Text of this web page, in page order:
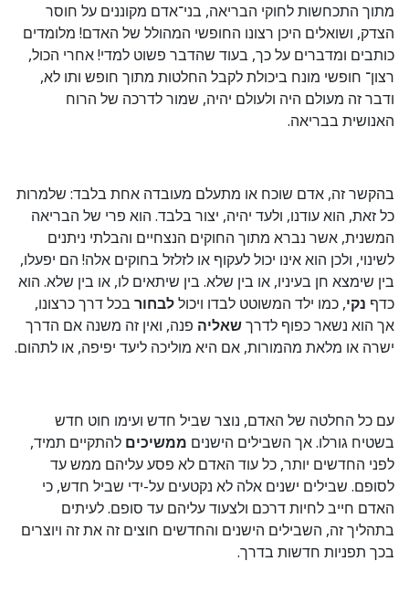
מתוך התכחשות לחוקי הבריאה, בני־אדם מקוננים על חוסר
הצדק, ושואלים היכן רצונו החופשי המהולל של האדם! מלומדים
כותבים ומדברים על כך, בעוד שהדבר פשוט למדי! אחרי הכול,
רצון־ חופשי מונח ביכולת לקבל החלטות מתוך חופש ותו לא,
ודבר זה מעולם היה ולעולם יהיה, שמור לדרכה של הרוח
האנושית בבריאה.
בהקשר זה, אדם שוכח או מתעלם מעובדה אחת בלבד: שלמרות
כל זאת, הוא עודנו, ולעד יהיה, יצור בלבד. הוא פרי של הבריאה
המשנית, אשר נברא מתוך החוקים הנצחיים והבלתי ניתנים
לשינוי, ולכן הוא אינו יכול לעקוף או לזלזל בחוקים אלה! הם יפעלו,
בין שימצא חן בעיניו, או בין שלא. בין שיתאים לו, או בין שלא. הוא
כדף נקי, כמו ילד המשוטט לבדו ויכוללבחור בכל דרך כרצונו,
אך הוא נשאר כפוף לדרךשאליה פנה, ואין זה משנה אם הדרך
ישרה או מלאת מהמורות, אם היא מוליכה ליעד יפיפה, או לתהום.
עם כל החלטה של האדם, נוצר שביל חדש ועימו חוט חדש
בשטיח גורלו. אך השבילים הישנים ממשיכים להתקיים תמיד,
לפני החדשים יותר, כל עוד האדם לא פסע עליהם ממש עד
לסופם. שבילים ישנים אלה לא נקטעים על-ידי שביל חדש, כי
האדם חייב לחיות דרכם ולצעוד עליהם עד סופם. לעיתים
בתהליך זה, השבילים הישנים והחדשים חוצים זה את זה ויוצרים
בכך תפניות חדשות בדרך.